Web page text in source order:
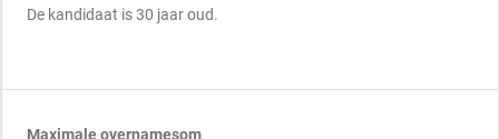
De kandidaat is 30 jaar oud.
Maximale overnamesom